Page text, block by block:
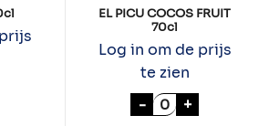
100cl aantal
EL PICU COCOS FRUIT
70cl
Log in om de prijs
te zien
- EL PICU
+